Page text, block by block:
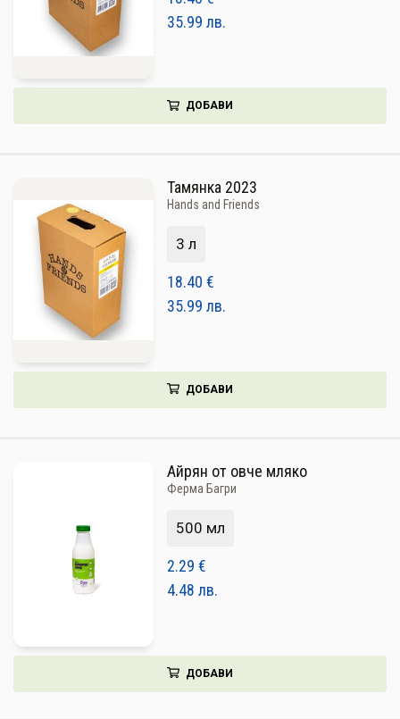
35.99 лв.
ДОБАВИ
Тамянка 2023
Hands and Friends
3 л
18.40 €
35.99 лв.
ДОБАВИ
Айрян от овче мляко
Ферма Багри
500 мл
2.29 €
4.48 лв.
ДОБАВИ